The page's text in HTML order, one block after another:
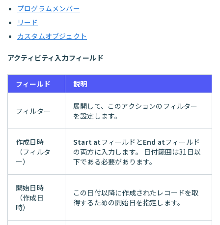
プログラムメンバー
リード
カスタムオブジェクト
アクティビティ入力フィールド
フィールド 説明
フィルター
展開して、このアクションのフィルター
を設定します。
作成日時
（フィルタ
ー）
Start atフィールドとEnd atフィールド
の両方に入力します。 日付範囲は31日以
下である必要があります。
開始日時
（作成日
時）
この日付以降に作成されたレコードを取
得するための開始日を指定します。